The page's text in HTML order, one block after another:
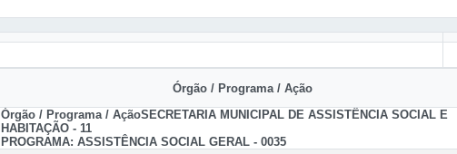
Órgão / Programa / Ação
Órgão / Programa / AçãoSECRETARIA MUNICIPAL DE ASSISTÊNCIA SOCIAL E
HABITAÇÃO - 11
PROGRAMA: ASSISTÊNCIA SOCIAL GERAL - 0035